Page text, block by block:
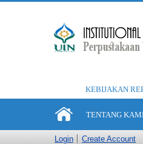
KEBIJAKAN
TENTANG
Login Create Account